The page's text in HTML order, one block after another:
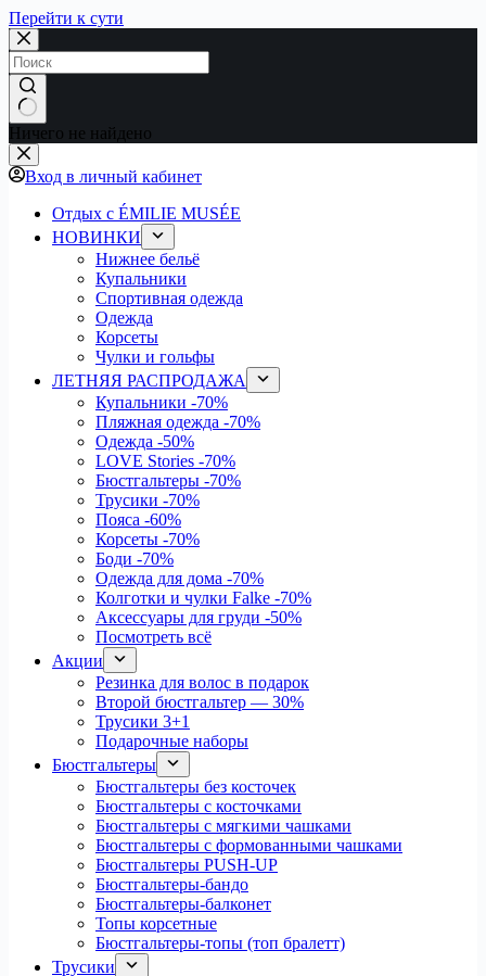
Перейти к сути
Ничего не найдено
Вход в личный кабинет
Отдых с ÉMILIE MUSÉE
НОВИНКИ
Нижнее бельё
Купальники
Спортивная одежда
Одежда
Корсеты
Чулки и гольфы
ЛЕТНЯЯ РАСПРОДАЖА
Купальники -70%
Пляжная одежда -70%
Одежда -50%
LOVE Stories -70%
Бюстгальтеры -70%
Трусики -70%
Пояса -60%
Корсеты -70%
Боди -70%
Одежда для дома -70%
Колготки и чулки Falke -70%
Аксессуары для груди -50%
Посмотреть всё
Акции
Резинка для волос в подарок
Второй бюстгальтер — 30%
Трусики 3+1
Подарочные наборы
Бюстгальтеры
Бюстгальтеры без косточек
Бюстгальтеры с косточками
Бюстгальтеры с мягкими чашками
Бюстгальтеры с формованными чашками
Бюстгальтеры PUSH-UP
Бюстгальтеры-бандо
Бюстгальтеры-балконет
Топы корсетные
Бюстгальтеры-топы (топ бралетт)
Трусики